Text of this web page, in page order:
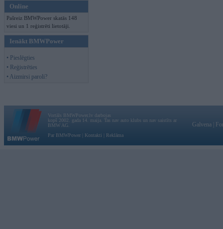
Online
Pašreiz BMWPower skatās 148
viesi un 1 reģistrēti lietotāji.
Ienākt BMWPower
• Pieslēgties
• Reģistrēties
• Aizmirsi paroli?
Vortāls BMWPower.lv darbojas
kopš 2002. gada 14. maija. Tas nav auto klubs un nav saistīts ar
BMW AG.
Par BMWPower
Kontakti Reklāma
Galvena